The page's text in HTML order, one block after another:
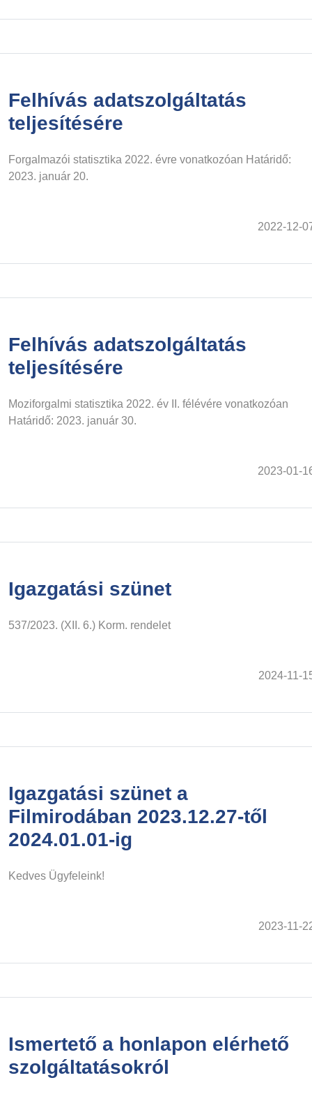
Felhívás adatszolgáltatás
teljesítésére
Forgalmazói statisztika 2022. évre vonatkozóan Határidő:
2023. január 20.
2022-12-
Felhívás adatszolgáltatás
teljesítésére
Moziforgalmi statisztika 2022. év II. félévére vonatkozóan
Határidő: 2023. január 30.
2023-01-
Igazgatási szünet
537/2023. (XII. 6.) Korm. rendelet
2024-11-
Igazgatási szünet a
Filmirodában 2023.12.27-től
2024.01.01-ig
Kedves Ügyfeleink!
2023-11-
Ismertető a honlapon elérhető
szolgáltatásokról